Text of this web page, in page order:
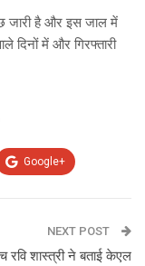
जारी है और इस जाल में
दिनों में और गिरफ्तारी
Google+
NEXT POST
रवि शास्त्री ने बताई केएल